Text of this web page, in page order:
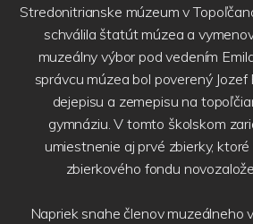
Stredonitrianske múzeum v
schválila štatút múzea a
muzeálny výbor pod vedením
správcu múzea bol poverený Jozef
dejepisu a zemepisu na
gymnáziu. V tomto školskom
umiestnenie aj prvé zbierky,
zbierkového fondu
Napriek snahe členov muzeálneho